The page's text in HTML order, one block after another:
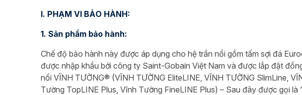
I. PHẠM VI BẢO HÀNH:
1. Sản phẩm bảo hành:
Chế độ bảo hành này được áp dụng cho hệ trần nổi gồm tấm sợi đá
được nhập khẩu bởi công ty Saint-Gobain Việt Nam và được lắp đặt
nổi VĨNH TƯỜNG® (VĨNH TƯỜNG EliteLINE, VĨNH TƯỜNG SlimLine,
Tường TopLINE Plus, Vĩnh Tường FineLINE Plus) – Sau đây được gọi là